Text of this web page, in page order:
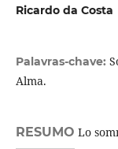
Ricardo da Costa
Palavras-chave:
Alma.
RESUMO Lo